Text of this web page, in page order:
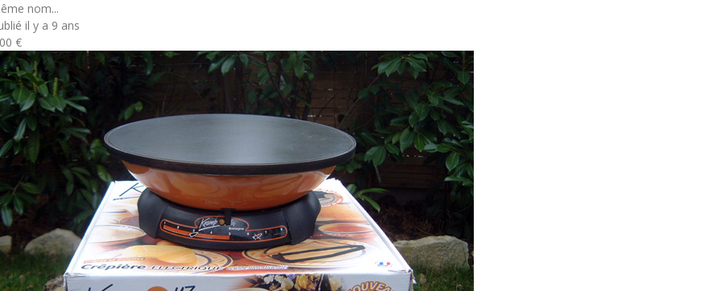
nom...
il y a 9 ans
€